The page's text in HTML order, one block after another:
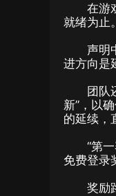
在游
就绪为止。
声明
进方向是
团队
新”，以
的延续，
“第
免费登录
奖励